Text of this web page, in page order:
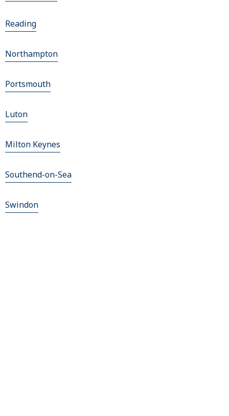
Reading
Northampton
Portsmouth
Luton
Milton Keynes
Southend-on-Sea
Swindon